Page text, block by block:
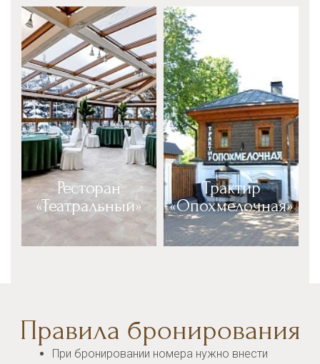
Ресторан
«Театральный»
Трактир
«Опохмелочная»
Правила бронирования
При бронировании номера нужно внести